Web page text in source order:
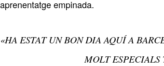
empinada.
«HA ESTAT UN BON DIA AQUÍ A
MOLT ESPECIALS